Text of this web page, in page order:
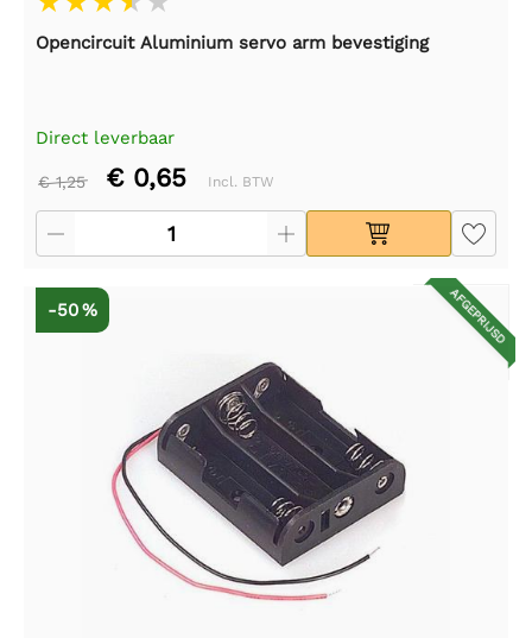
Opencircuit Aluminium servo arm bevestiging
Direct leverbaar
€ 1,25 € 0,65 Incl. BTW
AFGEPRIJSD
-50 %